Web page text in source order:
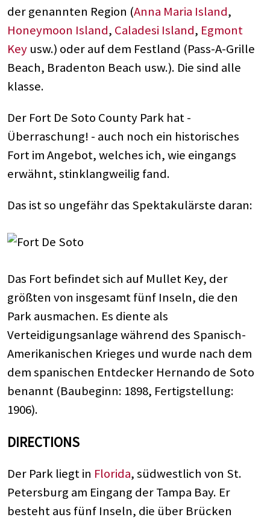
der genannten Region (Anna Maria Island,
Honeymoon Island, Caladesi Island, Egmont
Key usw.) oder auf dem Festland (Pass-A-Grille
Beach, Bradenton Beach usw.). Die sind alle
klasse.
Der Fort De Soto County Park hat -
Überraschung! - auch noch ein historisches
Fort im Angebot, welches ich, wie eingangs
erwähnt, stinklangweilig fand.
Das ist so ungefähr das Spektakulärste daran:
Das Fort befindet sich auf Mullet Key, der
größten von insgesamt fünf Inseln, die den
Park ausmachen. Es diente als
Verteidigungsanlage während des Spanisch-
Amerikanischen Krieges und wurde nach dem
dem spanischen Entdecker Hernando de Soto
benannt (Baubeginn: 1898, Fertigstellung:
1906).
DIRECTIONS
Der Park liegt in Florida, südwestlich von St.
Petersburg am Eingang der Tampa Bay. Er
besteht aus fünf Inseln, die über Brücken